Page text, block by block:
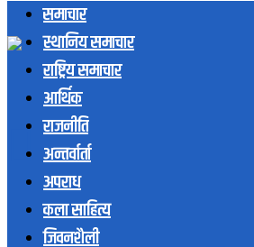
समाचार
स्थानिय समाचार
राष्ट्रिय समाचार
आर्थिक
राजनीति
अन्तर्वार्ता
अपराध
कला साहित्य
जिवनशैली